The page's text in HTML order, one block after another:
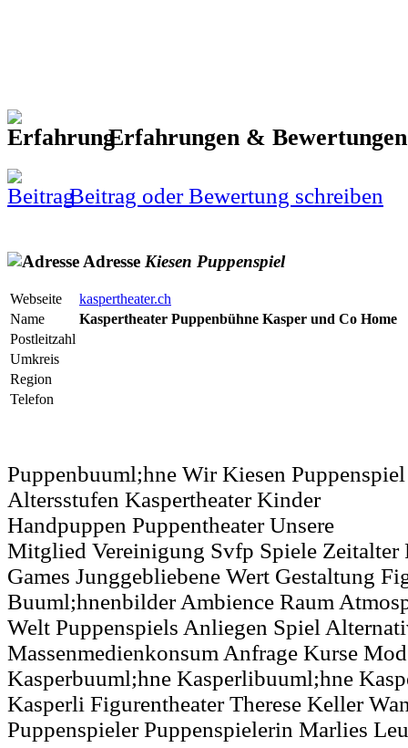
Erfahrungen &
Beitrag oder Bewertung schreiben
Adresse Kiesen Puppenspiel
Webseite
kaspertheater.ch
Name
Kaspertheater Puppenbühne Kasper und Co Home
Postleitzahl
Umkreis
Region
Telefon
Puppenbuuml;hne Wir Kiesen Puppenspiel
Altersstufen Kaspertheater Kinder
Handpuppen Puppentheater Unsere
Mitglied Vereinigung Svfp Spiele Zeitalter
Games Junggebliebene Wert Gestaltung
Buuml;hnenbilder Ambience Raum
Welt Puppenspiels Anliegen Spiel
Massenmedienkonsum Anfrage Kurse
Kasperbuuml;hne Kasperlibuuml;hne
Kasperli Figurentheater Therese Keller
Puppenspieler Puppenspielerin Marlies